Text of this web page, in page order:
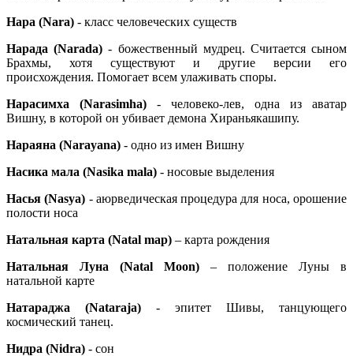
Нара (Nara) - класс человеческих существ
Нарада (Narada) - божественный мудрец. Считается сыном
Брахмы, хотя существуют и другие версии его
происхождения. Помогает всем улаживать споры.
Нарасимха (Narasimha) - человеко-лев, одна из аватар
Вишну, в которой он убивает демона Хираньякашипу.
Нараяна (Narayana) - одно из имен Вишну
Насика мала (Nasika mala) - носовые выделения
Насья (Nasya) - аюрведическая процедура для носа, орошение
полости носа
Натальная карта (Natal map) – карта рождения
Натальная Луна (Natal Moon) – положение Луны в
натальной карте
Натараджа (Nataraja) - эпитет Шивы, танцующего
космический танец.
Нидра (Nidra) - сон